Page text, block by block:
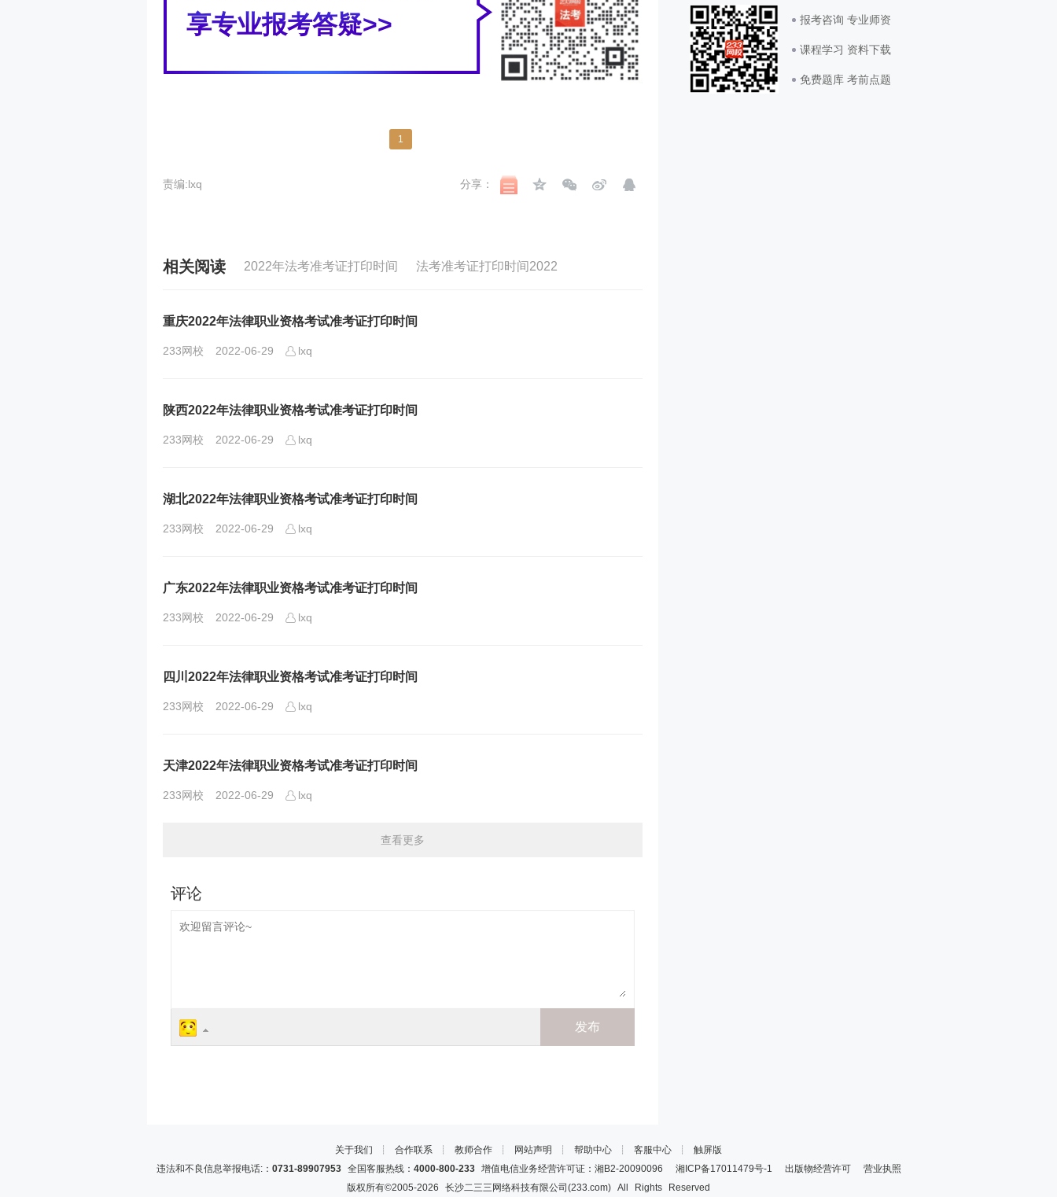
享专业报考答疑>>
1
责编:lxq 分享：
相关阅读 2022年法考准考证打印时间 法考准考证打印时间2022
重庆2022年法律职业资格考试准考证打印时间
233网校 2022-06-29 lxq
陕西2022年法律职业资格考试准考证打印时间
233网校 2022-06-29 lxq
湖北2022年法律职业资格考试准考证打印时间
233网校 2022-06-29 lxq
广东2022年法律职业资格考试准考证打印时间
233网校 2022-06-29 lxq
四川2022年法律职业资格考试准考证打印时间
233网校 2022-06-29 lxq
天津2022年法律职业资格考试准考证打印时间
233网校 2022-06-29 lxq
查看更多
报考咨询 专业师资
课程学习 资料下载
免费题库 考前点题
关于我们 ┊ 合作联系 ┊ 教师合作 ┊ 网站声明 ┊ 帮助中心 ┊ 客服中心 ┊ 触屏版
违法和不良信息举报电话:： 0731-89907953全国客服热线： 4000-800-233增值电信业务经营许可证：湘B2-20090096 湘ICP备17011479号-1 出版物经营许可
营业执照
版权所有©2005-2026 长沙二三三网络科技有限公司(233.com) All Rights Reserved